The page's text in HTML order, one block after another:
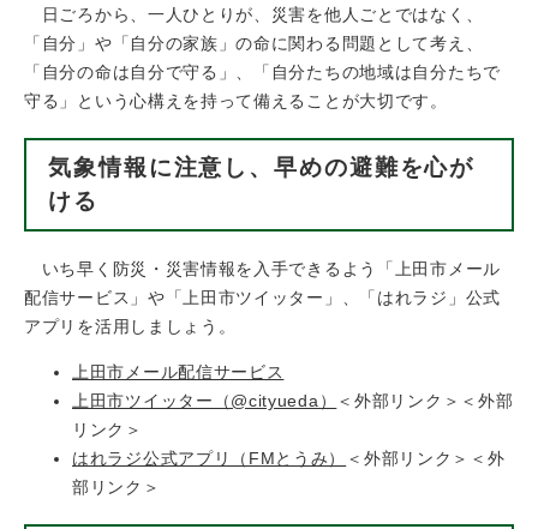
日ごろから、一人ひとりが、災害を他人ごとではなく、
「自分」や「自分の家族」の命に関わる問題として考え、
「自分の命は自分で守る」、「自分たちの地域は自分たちで
守る」という心構えを持って備えることが大切です。
気象情報に注意し、早めの避難を心が
ける
いち早く防災・災害情報を入手できるよう「上田市メール
配信サービス」や「上田市ツイッター」、「はれラジ」公式
アプリを活用しましょう。
上田市メール配信サービス
上田市ツイッター（@cityueda）
＜外部リンク＞ ＜外部
リンク＞
はれラジ公式アプリ（FMとうみ）
＜外部リンク＞ ＜外
部リンク＞